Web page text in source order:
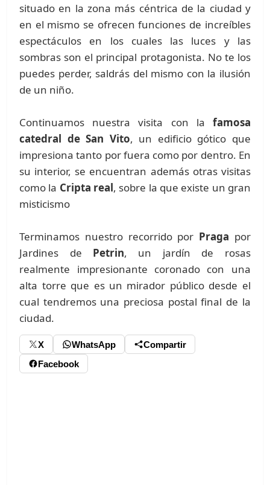
situado en la zona más céntrica de la ciudad y
en el mismo se ofrecen funciones de increíbles
espectáculos en los cuales las luces y las
sombras son el principal protagonista. No te los
puedes perder, saldrás del mismo con la ilusión
de un niño.
Continuamos nuestra visita con la famosa
catedral de San Vito, un edificio gótico que
impresiona tanto por fuera como por dentro. En
su interior, se encuentran además otras visitas
como la Cripta real, sobre la que existe un gran
misticismo
Terminamos nuestro recorrido por Praga por
Jardines de Petrin, un jardín de rosas
realmente impresionante coronado con una
alta torre que es un mirador público desde el
cual tendremos una preciosa postal final de la
ciudad.
X WhatsApp
Compartir
Facebook